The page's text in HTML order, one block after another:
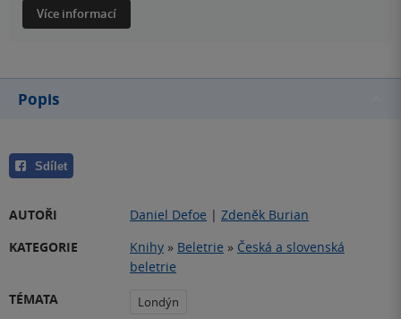
Více informací
Popis
Sdílet
AUTOŘI Daniel Defoe | Zdeněk Burian
KATEGORIE
Knihy » Beletrie » Česká a slovenská
beletrie
TÉMATA
Londýn